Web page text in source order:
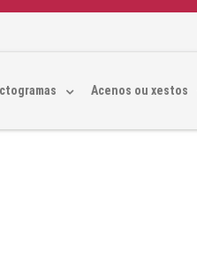
Acenos ou xestos